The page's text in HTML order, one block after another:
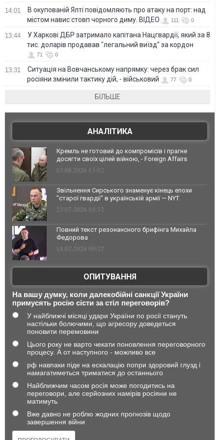
14:01
В окупованій Ялті повідомляють про атаку на порт: над
містом навис стовп чорного диму. ВІДЕО
111 0
13:44
У Харкові ДБР затримало капітана Нацгвардії, який за 8
тис. доларів продавав "легальний виїзд" за кордон
71 0
13:31
Ситуація на Вовчанському напрямку: через брак сил
росіяни змінили тактику дій, - військовий
77 0
БІЛЬШЕ
АНАЛІТИКА
Кремль не готовий до компромісів і прагне
досягти своїх цілей війною, - Foreign Affairs
03.08.2026 13:02
Звільнення Сирського знаменує кінець епохи
"старої гвардії" в українській армії — NYT
23.07.2026 10:32
Повний текст резонансного брифінга Михайла
Федорова
18.07.2026 09:27
ОПИТУВАННЯ
На вашу думку, коли далекобійні санкції України
примусять росію сісти за стіл переговорів?
У найближчі місяці удари України по росії стануть
настільки болючими, що агресору доведеться
поновити перемовини
Цього року не варто чекати поновлення переговорного
процесу. А от наступного - можливо все
рф навпаки піде на ескалацію попри здоровий глузд і
намагатиметься триматися до останнього
Найближчим часом росія може погодитись на
переговори, але серйозних намірів росіяни не
матимуть
Вже давно не роблю жодних прогнозів щодо
завершення війни